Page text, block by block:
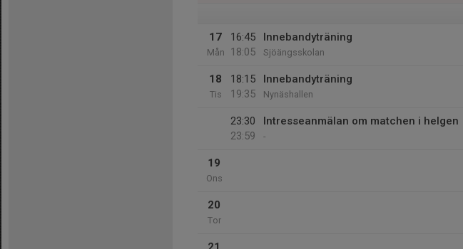
17
Mån
16:45
18:05
Innebandyträning
Sjöängsskolan
18
Tis
18:15
19:35
Innebandyträning
Nynäshallen
23:30
23:59
Intresseanmälan om matchen i helgen
-
19
Ons
20
Tor